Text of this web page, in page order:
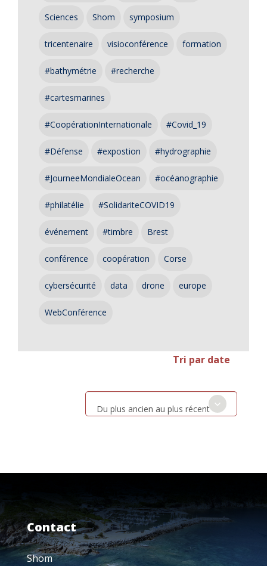
Sciences Shom symposium
tricentenaire visioconférence formation
#bathymétrie #recherche
#cartesmarines
#CoopérationInternationale #Covid_19
#Défense #expostion #hydrographie
#JourneeMondialeOcean #océanographie
#philatélie #SolidariteCOVID19
événement #timbre Brest
conférence coopération Corse
cybersécurité data drone europe
WebConférence
Tri par date
Du plus ancien au plus récent
Contact
Shom